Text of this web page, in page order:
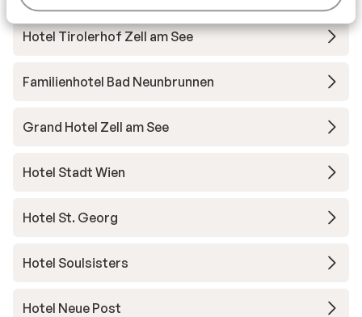
Hotel Tirolerhof Zell am See
Familienhotel Bad Neunbrunnen
Grand Hotel Zell am See
Hotel Stadt Wien
Hotel St. Georg
Hotel Soulsisters
Hotel Neue Post